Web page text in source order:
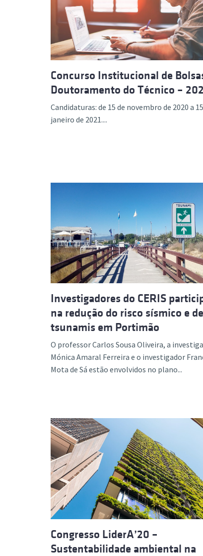
Concurso Institucional de
Doutoramento do Técnico –
Candidaturas: de 15 de novembro de 2020 a
janeiro de 2021....
Investigadores do CERIS
na redução do risco sísmico e de
tsunamis em Portimão
O professor Carlos Sousa Oliveira, a
Mónica Amaral Ferreira e o investigador
Mota de Sá estão envolvidos no plano...
Congresso LiderA’20 –
Sustentabilidade ambiental na